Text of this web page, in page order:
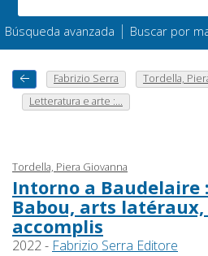
Búsqueda avanzada | Buscar por
Fabrizio Serra
Tordella,
Letteratura e arte :...
Tordella, Piera Giovanna
Intorno a Baudelaire
Babou, arts latéraux,
accomplis
2022 - Fabrizio Serra Editore